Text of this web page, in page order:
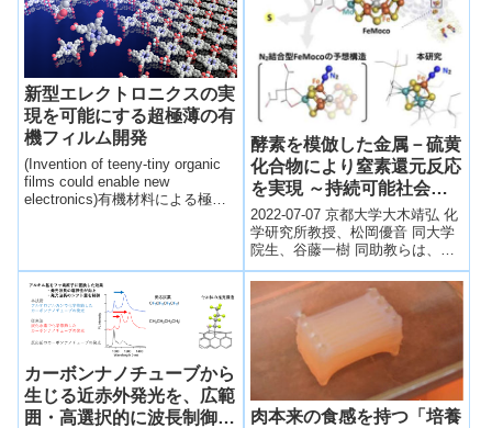
新型エレクトロニクスの実
現を可能にする超極薄の有
機フィルム開発
(Invention of teeny-tiny organic
films could enable new
electronics)有機材料による極薄
となる可能性が期待できる。
酵素を模倣した金属－硫黄
化合物により窒素還元反応
を実現 ～持続可能社会に
寄与するエネルギー変換に
向けた第一歩～
2022-07-07 京都大学大木靖弘 化
学研究所教授、松岡優音 同大学
院生、谷藤一樹 同助教らは、自
然界の触媒（酵素）を模倣する
金属-硫黄クラスター錯体を合
成...
カーボンナノチューブから
生じる近赤外発光を、広範
囲・高選択的に波長制御す
肉本来の食感を持つ「培養